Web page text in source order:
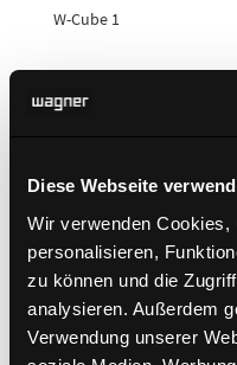
Diese Webseite
Wir verwenden Cookies,
personalisieren,
zu können und die
analysieren. Außerdem
Verwendung unserer
W-Cube 1